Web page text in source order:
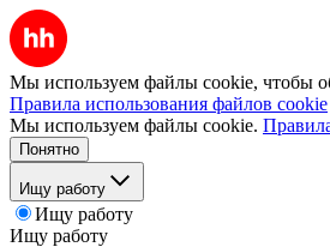
Мы используем файлы cookie, чтобы
Правила использования файлов cookie
Мы используем файлы cookie.
Понятно
Ищу работу
Ищу работу
Ищу работу